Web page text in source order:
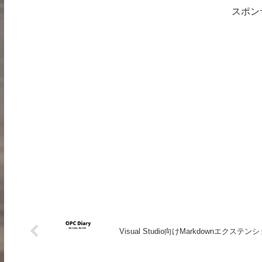
スポン
Visual Studio向けMarkdownエクステンシ